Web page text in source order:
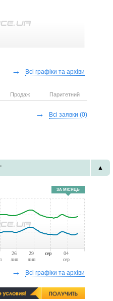
→ Всі графіки та архіви
Продаж Паритетний
→ Всі заявки (0)
▲
ЗА МІСЯЦЬ
26
лип
29
лип
сер
04
сер
→ Всі графіки та архіви